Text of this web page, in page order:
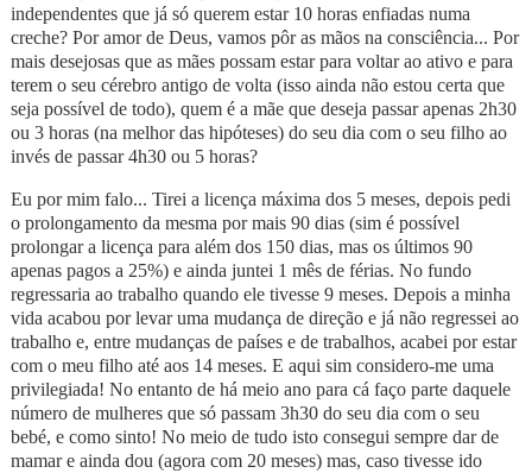
independentes que já só querem estar 10 horas enfiadas numa
creche? Por amor de Deus, vamos pôr as mãos na consciência... Por
mais desejosas que as mães possam estar para voltar ao ativo e para
terem o seu cérebro antigo de volta (isso ainda não estou certa que
seja possível de todo), quem é a mãe que deseja passar apenas 2h30
ou 3 horas (na melhor das hipóteses) do seu dia com o seu filho ao
invés de passar 4h30 ou 5 horas?
Eu por mim falo... Tirei a licença máxima dos 5 meses, depois pedi
o prolongamento da mesma por mais 90 dias (sim é possível
prolongar a licença para além dos 150 dias, mas os últimos 90
apenas pagos a 25%) e ainda juntei 1 mês de férias. No fundo
regressaria ao trabalho quando ele tivesse 9 meses. Depois a minha
vida acabou por levar uma mudança de direção e já não regressei ao
trabalho e, entre mudanças de países e de trabalhos, acabei por estar
com o meu filho até aos 14 meses. E aqui sim considero-me uma
privilegiada! No entanto de há meio ano para cá faço parte daquele
número de mulheres que só passam 3h30 do seu dia com o seu
bebé, e como sinto! No meio de tudo isto consegui sempre dar de
mamar e ainda dou (agora com 20 meses) mas, caso tivesse ido